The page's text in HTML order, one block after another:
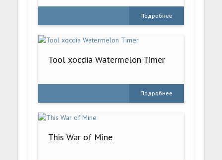
Подробнее
Tool xocdia Watermelon Timer
Подробнее
This War of Mine